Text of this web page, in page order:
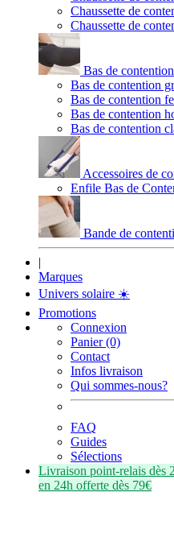
Chaussette de
Chaussette de
Bas de contention
Bas de contention
Bas de contention
Bas de contention
Bas de contention
Accessoires de
Enfile Bas de
Bande de
|
Marques
Univers solaire ☀️
Promotions
Connexion
Panier (0)
Contact
Infos livraison
Qui sommes-nous?
FAQ
Guides
Sélections
Livraison point-relais dès
en 24h offerte dès 79€